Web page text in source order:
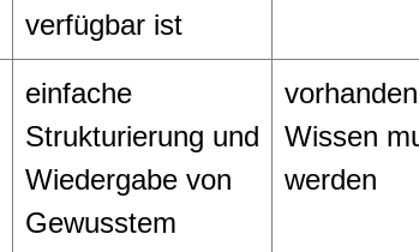
verfügbar ist
einfache
Strukturierung und
Wiedergabe von
Gewusstem
Wissen
werden